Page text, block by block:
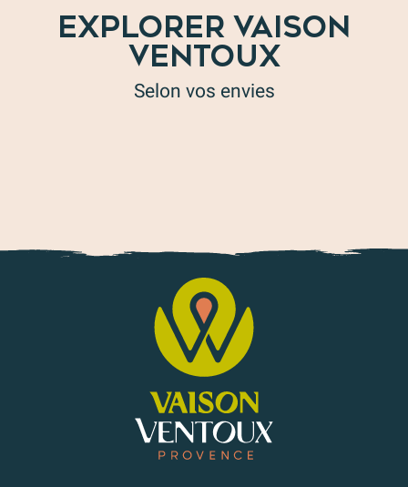
EXPLORER VAISON
VENTOUX
Selon vos envies